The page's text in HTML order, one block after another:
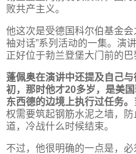
败共产主义。
他这次是受德国科尔伯基金
袖对话”系列活动的一集。演
正好位于勃兰登堡大门前的巴
蓬佩奥在演讲中还提及自己
初，那时他才20多岁，是美
东西德的边境上执行过任务。
权需要筑起钢筋水泥之墙，
道，冷战什么时候结束。
不过，他很明确的一点是，必